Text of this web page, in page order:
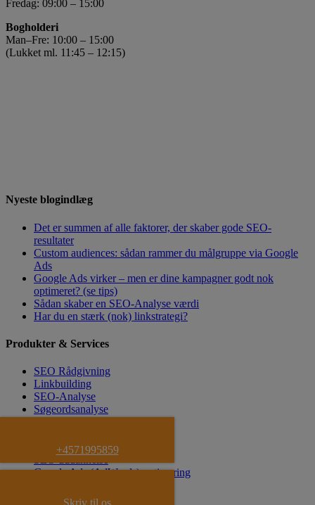
Fredag: 09:00 – 15:00
Bogholderi
Man–Fre: 10:00 – 15:00
(Lukket ml. 11:45 – 12:15)
Nyeste blogindlæg
Det er summen af alle faktorer, der skaber gode SEO-
resultater
Custom audiences: sådan rammer du målgruppe via Google
Ads
Google Ads virker – men er dine kampagner godt nok
optimeret? (se tips)
Sådan skaber en SEO-Analyse værdi
Har du en stærk (nok) linkstrategi?
Produkter & Services
SEO Rådgivning
Linkbuilding
SEO-Analyse
Søgeordsanalyse
SEO Strategi
Google Ads (AdWords) optimering
YouTube Video Annoncering
+4571995859
Skriv til os